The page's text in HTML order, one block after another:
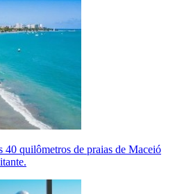
quilômetros de praias de Maceió